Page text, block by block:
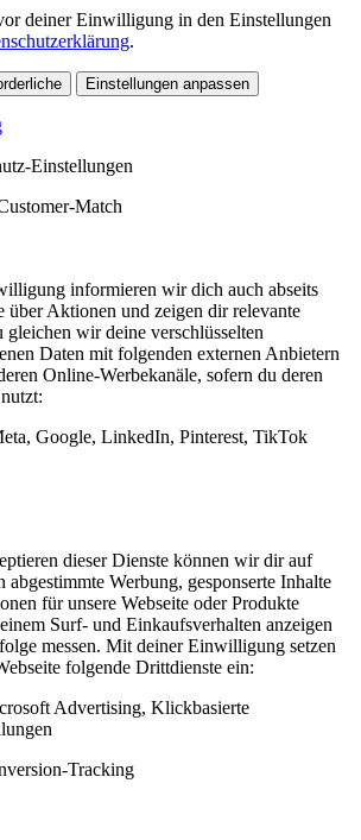
deiner Einwilligung in den Einstellungen
.
Einstellungen anpassen
Einstellungen
Match
informieren wir dich auch abseits
über Aktionen und zeigen dir relevante
gleichen wir deine verschlüsselten
Daten mit folgenden externen Anbietern
Online-Werbekanäle, sofern du deren
Google, LinkedIn, Pinterest, TikTok
dieser Dienste können wir dir auf
abgestimmte Werbung, gesponserte Inhalte
für unsere Webseite oder Produkte
Surf- und Einkaufsverhalten anzeigen
messen. Mit deiner Einwilligung setzen
folgende Drittdienste ein:
Advertising, Klickbasierte
Tracking